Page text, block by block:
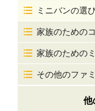
ミニバンの選
家族のための
家族のための
その他のファ
他